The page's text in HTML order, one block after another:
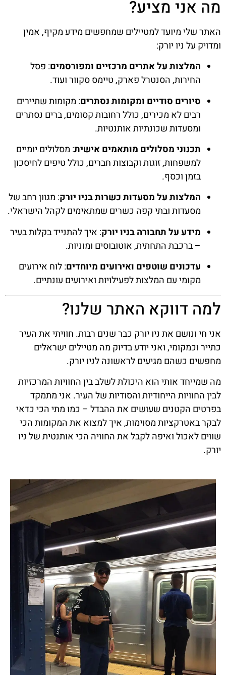
מה אני מציע?
האתר שלי מיועד למטיילים שמחפשים מידע מקיף, אמין
ומדויק על ניו יורק:
המלצות על אתרים מרכזיים ומפורסמים: פסל
החירות, הסנטרל פארק, טיימס סקוור ועוד.
סיורים סודיים ומקומות נסתרים: מקומות שתיירים
רבים לא מכירים, כולל רחובות קסומים, ברים נסתרים
ומסעדות שכונתיות אותנטיות.
תכנוני מסלולים מותאמים אישית: מסלולים יומיים
למשפחות, זוגות וקבוצות חברים, כולל טיפים לחיסכון
בזמן וכסף.
המלצות על מסעדות כשרות בניו יורק: מגוון רחב של
מסעדות ובתי קפה כשרים שמתאימים לקהל הישראלי.
מידע על תחבורה בניו יורק: איך להתנייד בקלות בעיר
– ברכבת התחתית, אוטובוסים ומוניות.
עדכונים שוטפים ואירועים מיוחדים: לוח אירועים
מקומי עם המלצות לפעילויות ואירועים עונתיים.
למה דווקא האתר שלנו?
אני חי ונושם את ניו יורק כבר שנים רבות. חוויתי את העיר
כתייר וכמקומי, ואני יודע בדיוק מה מטיילים ישראלים
מחפשים כשהם מגיעים לראשונה לניו יורק.
מה שמייחד אותי הוא היכולת לשלב בין החוויות המרכזיות
לבין החוויות הייחודיות והסודיות של העיר. אני מתמקד
בפרטים הקטנים שעושים את ההבדל – כמו מתי הכי כדאי
לבקר באטרקציות מסוימות, איך למצוא את המקומות הכי
שווים לאכול ואיפה לקבל את החוויה הכי אותנטית של ניו
יורק.